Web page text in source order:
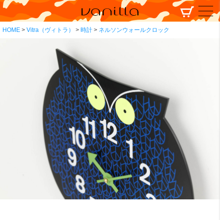
HOME Vitra（ヴィトラ） 時計 ネルソンウォールクロック